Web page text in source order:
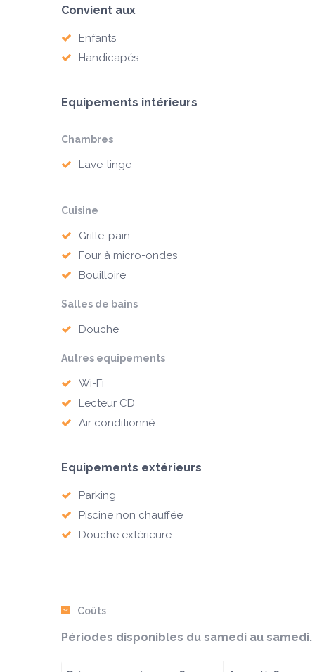
Convient aux
Enfants
Handicapés
Equipements intérieurs
Chambres
Lave-linge
Cuisine
Grille-pain
Four à micro-ondes
Bouilloire
Salles de bains
Douche
Autres equipements
Wi-Fi
Lecteur CD
Air conditionné
Equipements extérieurs
Parking
Piscine non chauffée
Douche extérieure
Coûts
Périodes disponibles du samedi au samedi.